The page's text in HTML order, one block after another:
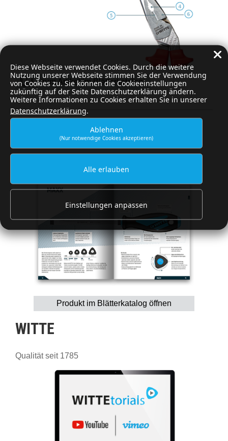
zum Artikel im Blätterkatalog
Produkt im Blätterkatalog öffnen
BLÄTTERKATALOG
WITTE Gesamtkatalog
WITTE
Qualität seit 1785
Diese Webseite verwendet Cookies. Durch die weitere
Nutzung unserer Webseite stimmen Sie der Verwendung
von Cookies zu. Sie können die Cookieeinstellungen
zukünftig auf der Seite Datenschutzerklärung ändern.
Weitere Informationen zu Cookies erhalten Sie in unserer
Datenschutzerklärung.
Ablehnen
(Nur notwendige Cookies akzeptieren)
Alle erlauben
Einstellungen anpassen